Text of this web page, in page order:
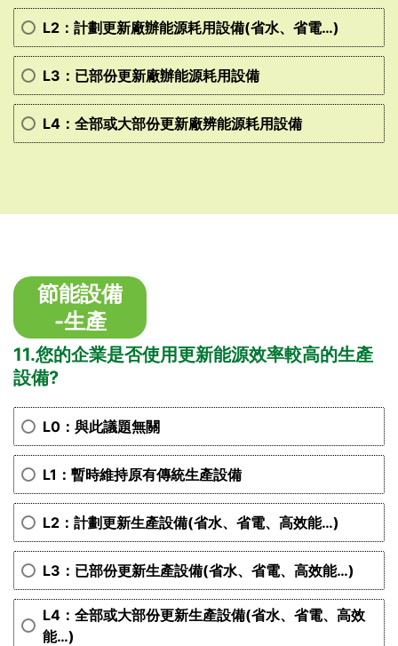
L2：計劃更新廠辦能源耗用設備(省水、省電…)
L3：已部份更新廠辦能源耗用設備
L4：全部或大部份更新廠辨能源耗用設備
節能設備
-生產
11.您的企業是否使用更新能源效率較高的生產
設備?
L0：與此議題無關
L1：暫時維持原有傳統生產設備
L2：計劃更新生產設備(省水、省電、高效能…)
L3：已部份更新生產設備(省水、省電、高效能…)
L4：全部或大部份更新生產設備(省水、省電、高效
能…)